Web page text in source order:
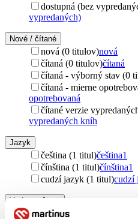
dostupná (bez
vypredaných)
Nové / čítané
nová (0 titulov)nová
čítaná (0 titulov)čítaná
čítaná - výborný stav (0
čítaná - mierne
opotrebovaná
čítané verzie
vypredaných kníh
Jazyk
čeština (1 titul)čeština1
čínština (1 titul)čínština1
cudzí jazyk (1 titul)cudzí
Vydavateľstvo
Hollywood (1 titul)